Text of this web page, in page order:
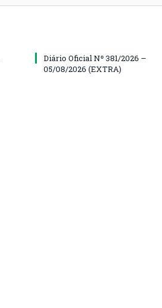
Diário Oficial Nº 381/2026 –
05/08/2026 (EXTRA)